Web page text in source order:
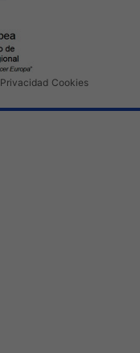
Privacidad Cookies